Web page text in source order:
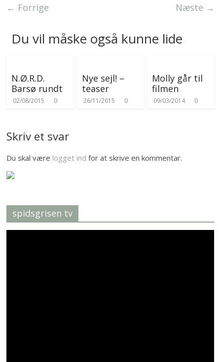
r← Forrige Næste →
Du vil måske også kunne lide
N.Ø.R.D.
Barsø rundt
02/08/2015 0
Nye sejl! –
teaser
26/11/2015 0
Molly går til
filmen
09/03/2014 0
Skriv et svar
Du skal være logget ind for at skrive en kommentar.
spidsgrisen tv